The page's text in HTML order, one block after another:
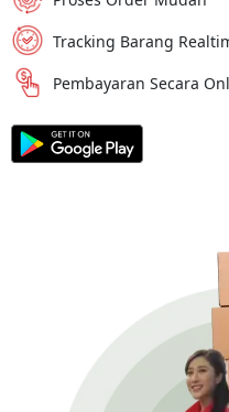
Tracking Barang
Pembayaran Secara